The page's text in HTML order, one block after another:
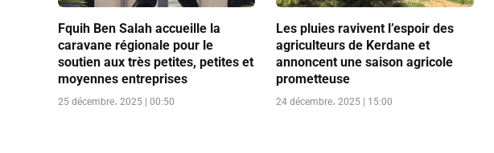
Fquih Ben Salah accueille la
caravane régionale pour le
soutien aux très petites, petites et
moyennes entreprises
25 décembre، 2025 | 00:50
Les pluies ravivent l’espoir des
agriculteurs de Kerdane et
annoncent une saison agricole
prometteuse
24 décembre، 2025 | 15:00